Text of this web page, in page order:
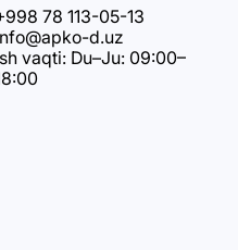
78 113-05-13
d.uz
vaqti: Du–Ju: 09:00–